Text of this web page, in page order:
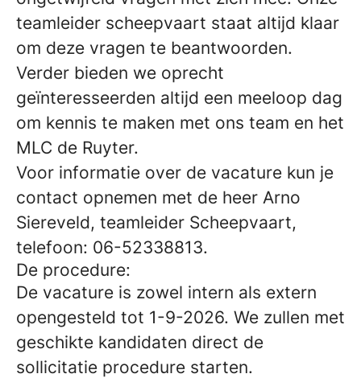
teamleider scheepvaart staat altijd klaar
om deze vragen te beantwoorden.
Verder bieden we oprecht
geïnteresseerden altijd een meeloop dag
om kennis te maken met ons team en het
MLC de Ruyter.
Voor informatie over de vacature kun je
contact opnemen met de heer Arno
Siereveld, teamleider Scheepvaart,
telefoon: 06-52338813.
De procedure:
De vacature is zowel intern als extern
opengesteld tot 1-9-2026. We zullen met
geschikte kandidaten direct de
sollicitatie procedure starten.